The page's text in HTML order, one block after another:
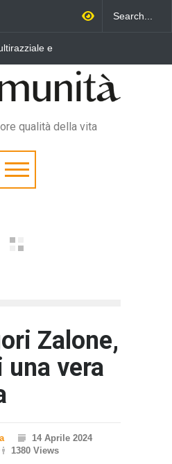
primavera,
qualità della vita
Zalone,
vera
14 Aprile 2024
1380 Views